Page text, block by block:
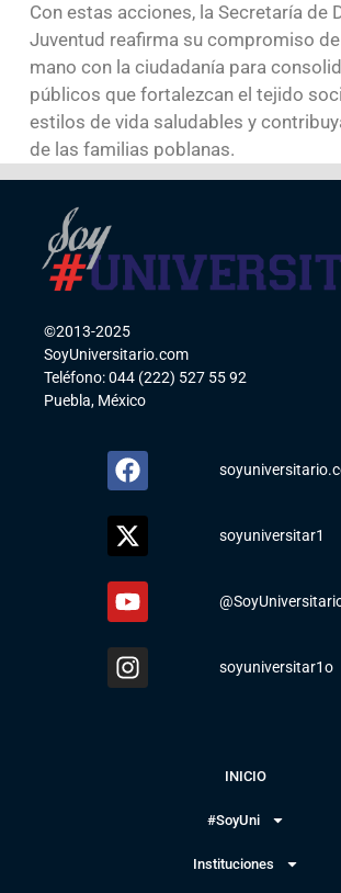
Con estas acciones, la Secretaría de
Juventud reafirma su compromiso
mano con la ciudadanía para
públicos que fortalezcan el tejido
estilos de vida saludables y
de las familias poblanas.
©2013-2025
SoyUniversitario.com
Teléfono: 044 (222) 527 55 92
Puebla, México
soyuniversitar1
soyuniversitar1o
INICIO
#SoyUni
Instituciones